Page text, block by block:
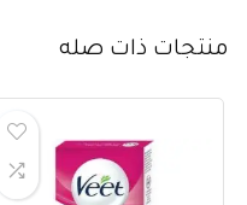
منتجات ذات صله